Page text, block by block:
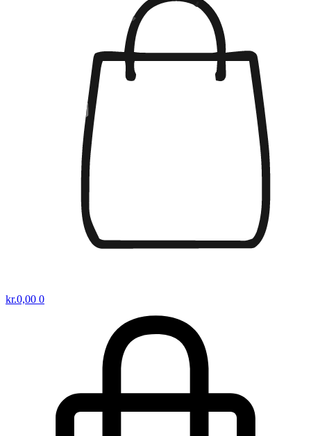
kr.0,00 0